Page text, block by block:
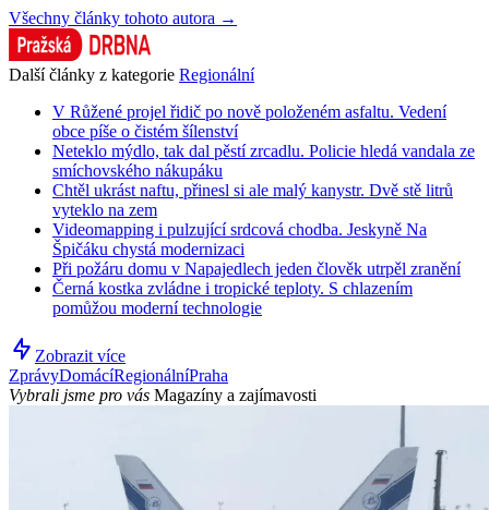
Všechny články tohoto autora →
Další články z kategorie Regionální
V Růžené projel řidič po nově položeném asfaltu. Vedení
obce píše o čistém šílenství
Neteklo mýdlo, tak dal pěstí zrcadlu. Policie hledá vandala ze
smíchovského nákupáku
Chtěl ukrást naftu, přinesl si ale malý kanystr. Dvě stě litrů
vyteklo na zem
Videomapping i pulzující srdcová chodba. Jeskyně Na
Špičáku chystá modernizaci
Při požáru domu v Napajedlech jeden člověk utrpěl zranění
Černá kostka zvládne i tropické teploty. S chlazením
pomůžou moderní technologie
Zobrazit více
ZprávyDomácíRegionálníPraha
Vybrali jsme pro vás Magazíny a zajímavosti